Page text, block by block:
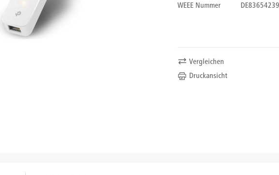
WEEE Nummer
DE83654239
Vergleichen
Druckansicht